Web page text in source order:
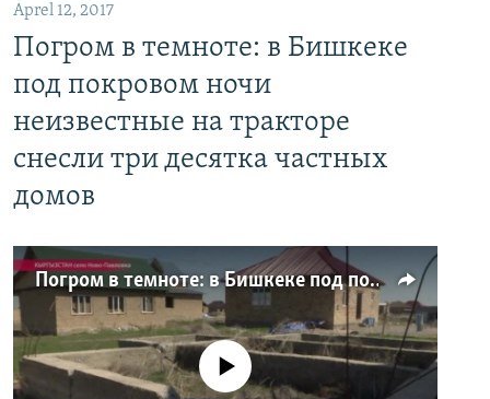
Aprel 12, 2017
Погром в темноте: в Бишкеке
под покровом ночи
неизвестные на тракторе
снесли три десятка частных
домов
Погром в темноте: в Бишкеке под покровом ночи неизвестные на тракторе снесли три десятка частных домов
No media source currently available